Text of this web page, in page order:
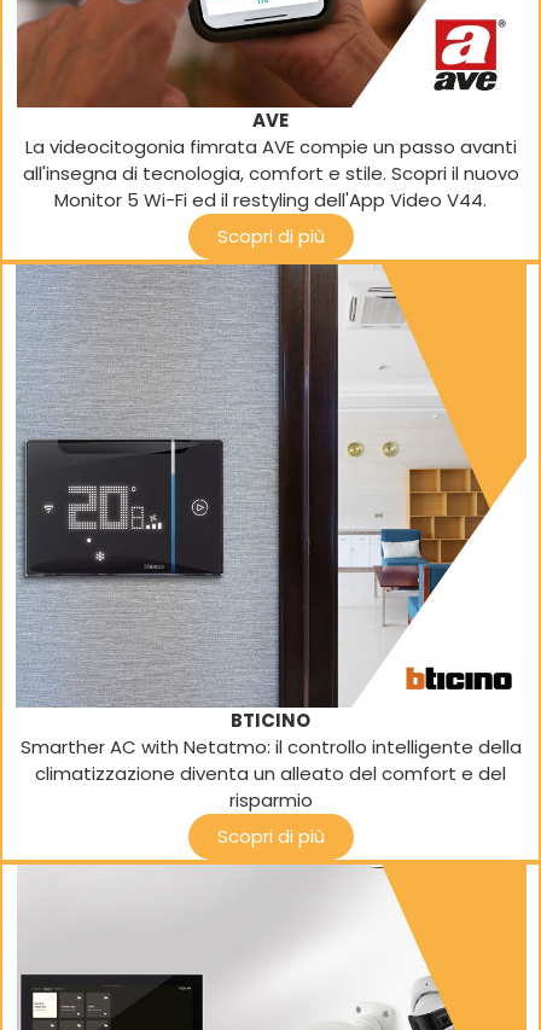
AVE
La videocitogonia fimrata AVE compie un passo avanti
all'insegna di tecnologia, comfort e stile. Scopri il nuovo
Monitor 5 Wi-Fi ed il restyling dell'App Video V44.
Scopri di più
BTICINO
Smarther AC with Netatmo: il controllo intelligente della
climatizzazione diventa un alleato del comfort e del
risparmio
Scopri di più